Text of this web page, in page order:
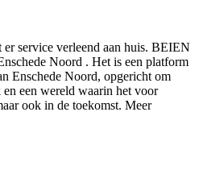
service verleend aan huis. BEIEN
Noord . Het is een platform
Enschede Noord, opgericht om
een wereld waarin het voor
ook in de toekomst. Meer